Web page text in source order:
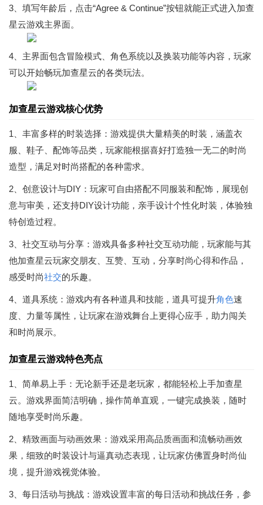
3、填写年龄后，点击“Agree & Continue”按钮就能正式进入加查
星云游戏主界面。
4、主界面包含冒险模式、角色系统以及换装功能等内容，玩家
可以开始畅玩加查星云的各类玩法。
加查星云游戏核心优势
1、丰富多样的时装选择：游戏提供大量精美的时装，涵盖衣
服、鞋子、配饰等品类，玩家能根据喜好打造独一无二的时尚
造型，满足对时尚搭配的各种需求。
2、创意设计与DIY：玩家可自由搭配不同服装和配饰，展现创
意与审美，还支持DIY设计功能，亲手设计个性化时装，体验独
特创造过程。
3、社交互动与分享：游戏具备多种社交互动功能，玩家能与其
他加查星云玩家交朋友、互赞、互动，分享时尚心得和作品，
感受时尚社交的乐趣。
4、道具系统：游戏内有各种道具和技能，道具可提升角色速
度、力量等属性，让玩家在游戏舞台上更得心应手，助力闯关
和时尚展示。
加查星云游戏特色亮点
1、简单易上手：无论新手还是老玩家，都能轻松上手加查星
云。游戏界面简洁明确，操作简单直观，一键完成换装，随时
随地享受时尚乐趣。
2、精致画面与动画效果：游戏采用高品质画面和流畅动画效
果，细致的时装设计与逼真动态表现，让玩家仿佛置身时尚仙
境，提升游戏视觉体验。
3、每日活动与挑战：游戏设置丰富的每日活动和挑战任务，参